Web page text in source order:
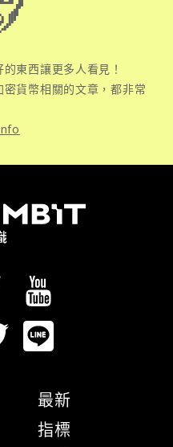
東西讓更多人看見！
貨幣相關的文章，都非常
最新
指標